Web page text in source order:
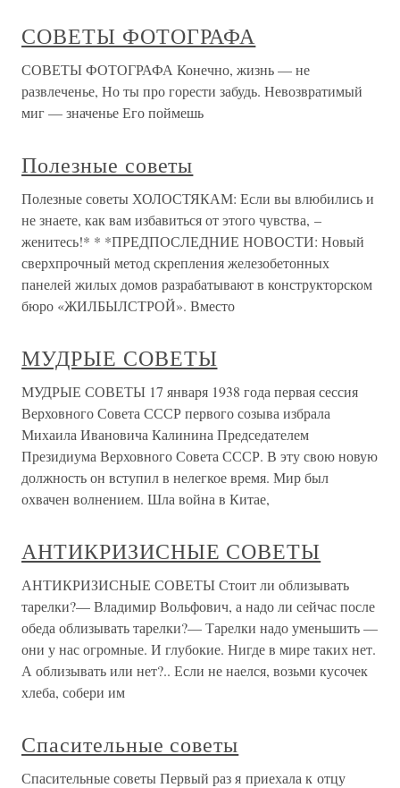
СОВЕТЫ ФОТОГРАФА
СОВЕТЫ ФОТОГРАФА Конечно, жизнь — не
развлеченье, Но ты про горести забудь. Невозвратимый
миг — значенье Его поймешь
Полезные советы
Полезные советы ХОЛОСТЯКАМ: Если вы влюбились и
не знаете, как вам избавиться от этого чувства, –
женитесь!* * *ПРЕДПОСЛЕДНИЕ НОВОСТИ: Новый
сверхпрочный метод скрепления железобетонных
панелей жилых домов разрабатывают в конструкторском
бюро «ЖИЛБЫЛСТРОЙ». Вместо
МУДРЫЕ СОВЕТЫ
МУДРЫЕ СОВЕТЫ 17 января 1938 года первая сессия
Верховного Совета СССР первого созыва избрала
Михаила Ивановича Калинина Председателем
Президиума Верховного Совета СССР. В эту свою новую
должность он вступил в нелегкое время. Мир был
охвачен волнением. Шла война в Китае,
АНТИКРИЗИСНЫЕ СОВЕТЫ
АНТИКРИЗИСНЫЕ СОВЕТЫ Стоит ли облизывать
тарелки?— Владимир Вольфович, а надо ли сейчас после
обеда облизывать тарелки?— Тарелки надо уменьшить —
они у нас огромные. И глубокие. Нигде в мире таких нет.
А облизывать или нет?.. Если не наелся, возьми кусочек
хлеба, собери им
Спасительные советы
Спасительные советы Первый раз я приехала к отцу